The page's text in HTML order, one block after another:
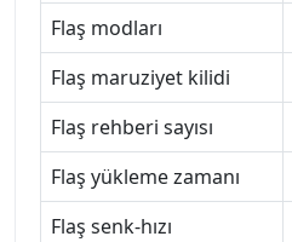
Flaş modları
Flaş maruziyet kilidi
Flaş rehberi sayısı
Flaş yükleme zamanı
Flaş senk-hızı